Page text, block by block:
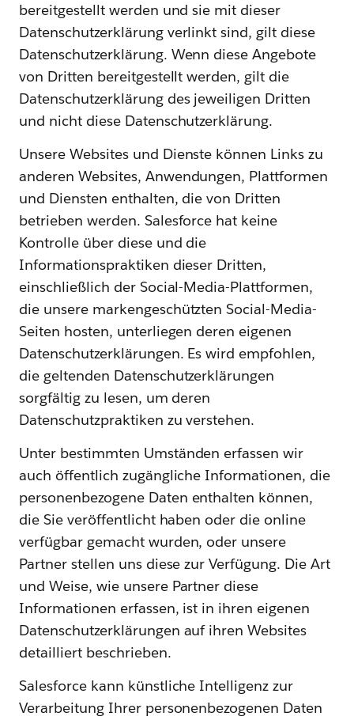
bereitgestellt werden und sie mit dieser
Datenschutzerklärung verlinkt sind, gilt diese
Datenschutzerklärung. Wenn diese Angebote
von Dritten bereitgestellt werden, gilt die
Datenschutzerklärung des jeweiligen Dritten
und nicht diese Datenschutzerklärung.
Unsere Websites und Dienste können Links zu
anderen Websites, Anwendungen, Plattformen
und Diensten enthalten, die von Dritten
betrieben werden. Salesforce hat keine
Kontrolle über diese und die
Informationspraktiken dieser Dritten,
einschließlich der Social-Media-Plattformen,
die unsere markengeschützten Social-Media-
Seiten hosten, unterliegen deren eigenen
Datenschutzerklärungen. Es wird empfohlen,
die geltenden Datenschutzerklärungen
sorgfältig zu lesen, um deren
Datenschutzpraktiken zu verstehen.
Unter bestimmten Umständen erfassen wir
auch öffentlich zugängliche Informationen, die
personenbezogene Daten enthalten können,
die Sie veröffentlicht haben oder die online
verfügbar gemacht wurden, oder unsere
Partner stellen uns diese zur Verfügung. Die Art
und Weise, wie unsere Partner diese
Informationen erfassen, ist in ihren eigenen
Datenschutzerklärungen auf ihren Websites
detailliert beschrieben.
Salesforce kann künstliche Intelligenz zur
Verarbeitung Ihrer personenbezogenen Daten